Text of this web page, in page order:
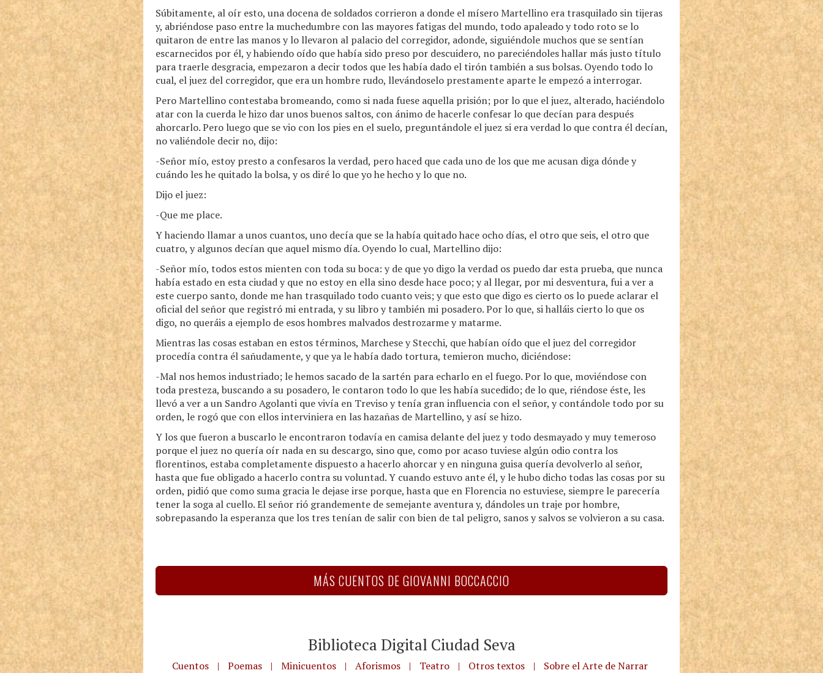
Súbitamente, al oír esto, una docena de soldados corrieron a donde el mísero Martellino era trasquilado sin tijeras
y, abriéndose paso entre la muchedumbre con las mayores fatigas del mundo, todo apaleado y todo roto se lo
quitaron de entre las manos y lo llevaron al palacio del corregidor, adonde, siguiéndole muchos que se sentían
escarnecidos por él, y habiendo oído que había sido preso por descuidero, no pareciéndoles hallar más justo título
para traerle desgracia, empezaron a decir todos que les había dado el tirón también a sus bolsas. Oyendo todo lo
cual, el juez del corregidor, que era un hombre rudo, llevándoselo prestamente aparte le empezó a interrogar.
Pero Martellino contestaba bromeando, como si nada fuese aquella prisión; por lo que el juez, alterado, haciéndolo
atar con la cuerda le hizo dar unos buenos saltos, con ánimo de hacerle confesar lo que decían para después
ahorcarlo. Pero luego que se vio con los pies en el suelo, preguntándole el juez si era verdad lo que contra él decían,
no valiéndole decir no, dijo:
-Señor mío, estoy presto a confesaros la verdad, pero haced que cada uno de los que me acusan diga dónde y
cuándo les he quitado la bolsa, y os diré lo que yo he hecho y lo que no.
Dijo el juez:
-Que me place.
Y haciendo llamar a unos cuantos, uno decía que se la había quitado hace ocho días, el otro que seis, el otro que
cuatro, y algunos decían que aquel mismo día. Oyendo lo cual, Martellino dijo:
-Señor mío, todos estos mienten con toda su boca: y de que yo digo la verdad os puedo dar esta prueba, que nunca
había estado en esta ciudad y que no estoy en ella sino desde hace poco; y al llegar, por mi desventura, fui a ver a
este cuerpo santo, donde me han trasquilado todo cuanto veis; y que esto que digo es cierto os lo puede aclarar el
oficial del señor que registró mi entrada, y su libro y también mi posadero. Por lo que, si halláis cierto lo que os
digo, no queráis a ejemplo de esos hombres malvados destrozarme y matarme.
Mientras las cosas estaban en estos términos, Marchese y Stecchi, que habían oído que el juez del corregidor
procedía contra él sañudamente, y que ya le había dado tortura, temieron mucho, diciéndose:
-Mal nos hemos industriado; le hemos sacado de la sartén para echarlo en el fuego. Por lo que, moviéndose con
toda presteza, buscando a su posadero, le contaron todo lo que les había sucedido; de lo que, riéndose éste, les
llevó a ver a un Sandro Agolanti que vivía en Treviso y tenía gran influencia con el señor, y contándole todo por su
orden, le rogó que con ellos interviniera en las hazañas de Martellino, y así se hizo.
Y los que fueron a buscarlo le encontraron todavía en camisa delante del juez y todo desmayado y muy temeroso
porque el juez no quería oír nada en su descargo, sino que, como por acaso tuviese algún odio contra los
florentinos, estaba completamente dispuesto a hacerlo ahorcar y en ninguna guisa quería devolverlo al señor,
hasta que fue obligado a hacerlo contra su voluntad. Y cuando estuvo ante él, y le hubo dicho todas las cosas por su
orden, pidió que como suma gracia le dejase irse porque, hasta que en Florencia no estuviese, siempre le parecería
tener la soga al cuello. El señor rió grandemente de semejante aventura y, dándoles un traje por hombre,
sobrepasando la esperanza que los tres tenían de salir con bien de tal peligro, sanos y salvos se volvieron a su casa.
MÁS CUENTOS DE GIOVANNI BOCCACCIO
Biblioteca Digital Ciudad Seva
Cuentos | Poemas | Minicuentos | Aforismos | Teatro | Otros textos | Sobre el Arte de Narrar